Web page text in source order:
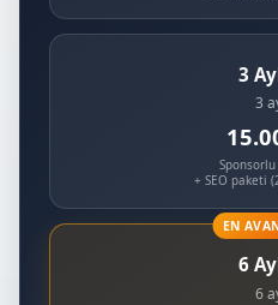
3
3
+ SEO paketi
EN
6
6